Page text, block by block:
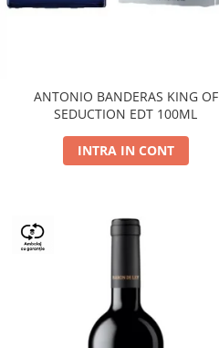
ANTONIO BANDERAS KING OF
SEDUCTION EDT 100ML
INTRA IN CONT